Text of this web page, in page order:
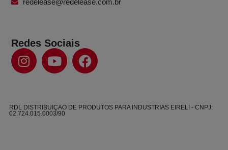
Redes Sociais
RDL DISTRIBUIÇAO DE PRODUTOS PARA INDUSTRIAS EIRELI - CNPJ:
02.724.015.0003/90